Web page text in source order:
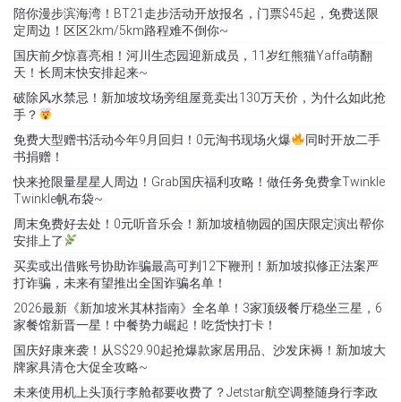
陪你漫步滨海湾！BT21走步活动开放报名，门票$45起，免费送限
定周边！区区2km/5km路程难不倒你~
国庆前夕惊喜亮相！河川生态园迎新成员，11岁红熊猫Yaffa萌翻
天！长周末快安排起来~
破除风水禁忌！新加坡坟场旁组屋竟卖出130万天价，为什么如此抢
手？
免费大型赠书活动今年9月回归！0元淘书现场火爆
同时开放二手
书捐赠！
快来抢限量星星人周边！Grab国庆福利攻略！做任务免费拿Twinkle
Twinkle帆布袋~
周末免费好去处！0元听音乐会！新加坡植物园的国庆限定演出帮你
安排上了
买卖或出借账号协助诈骗最高可判12下鞭刑！新加坡拟修正法案严
打诈骗，未来有望推出全国诈骗名单！
2026最新《新加坡米其林指南》全名单！3家顶级餐厅稳坐三星，6
家餐馆新晋一星！中餐势力崛起！吃货快打卡！
国庆好康来袭！从S$29.90起抢爆款家居用品、沙发床褥！新加坡大
牌家具清仓大促全攻略~
未来使用机上头顶行李舱都要收费了？Jetstar航空调整随身行李政